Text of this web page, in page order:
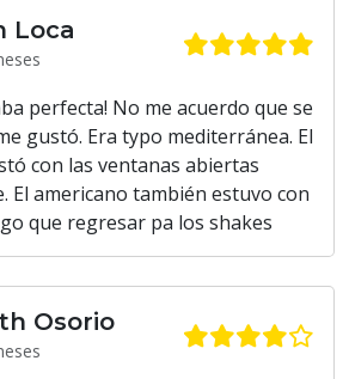
Loca
perfecta! No me acuerdo que se
gustó. Era typo mediterránea. El
con las ventanas abiertas
El americano también estuvo con
que regresar pa los shakes
Osorio